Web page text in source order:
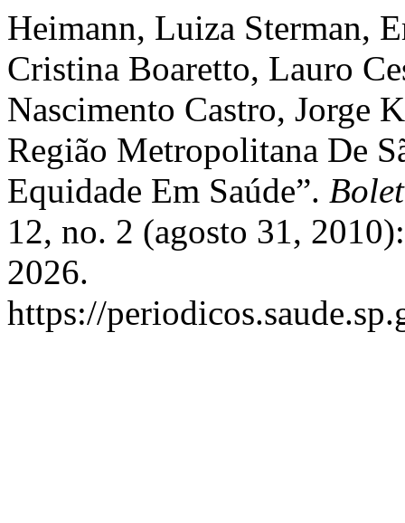
Heimann, Luiza Sterman,
Cristina Boaretto, Lauro
Nascimento Castro, Jorge
Região Metropolitana De
Equidade Em Saúde”.
12, no. 2 (agosto 31,
2026.
https://